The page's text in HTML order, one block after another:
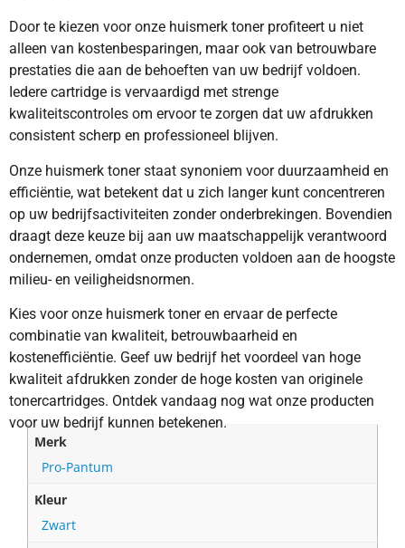
Door te kiezen voor onze huismerk toner profiteert u niet
alleen van kostenbesparingen, maar ook van betrouwbare
prestaties die aan de behoeften van uw bedrijf voldoen.
Iedere cartridge is vervaardigd met strenge
kwaliteitscontroles om ervoor te zorgen dat uw afdrukken
consistent scherp en professioneel blijven.
Onze huismerk toner staat synoniem voor duurzaamheid en
efficiëntie, wat betekent dat u zich langer kunt concentreren
op uw bedrijfsactiviteiten zonder onderbrekingen. Bovendien
draagt deze keuze bij aan uw maatschappelijk verantwoord
ondernemen, omdat onze producten voldoen aan de hoogste
milieu- en veiligheidsnormen.
Kies voor onze huismerk toner en ervaar de perfecte
combinatie van kwaliteit, betrouwbaarheid en
kostenefficiëntie. Geef uw bedrijf het voordeel van hoge
kwaliteit afdrukken zonder de hoge kosten van originele
tonercartridges. Ontdek vandaag nog wat onze producten
voor uw bedrijf kunnen betekenen.
Merk
Pro-Pantum
Kleur
Zwart